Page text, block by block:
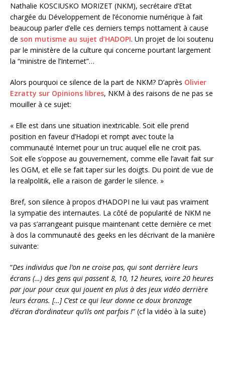
Nathalie KOSCIUSKO MORIZET (NKM), secrétaire d’Etat
chargée du Développement de l’économie numérique à fait
beaucoup parler d’elle ces derniers temps nottament à cause
de son mutisme au sujet d’HADOPI. Un projet de loi soutenu
par le ministère de la culture qui concerne pourtant largement
la “ministre de l’Internet”…
Alors pourquoi ce silence de la part de NKM? D’après Olivier
Ezratty sur Opinions libres, NKM à des raisons de ne pas se
mouiller à ce sujet:
« Elle est dans une situation inextricable. Soit elle prend
position en faveur d’Hadopi et rompt avec toute la
communauté Internet pour un truc auquel elle ne croit pas.
Soit elle s’oppose au gouvernement, comme elle l’avait fait sur
les OGM, et elle se fait taper sur les doigts. Du point de vue de
la realpolitik, elle a raison de garder le silence. »
Bref, son silence à propos d’HADOPI ne lui vaut pas vraiment
la sympatie des internautes. La côté de popularité de NKM ne
va pas s’arrangeant puisque maintenant cette dernière ce met
à dos la communauté des geeks en les décrivant de la manière
suivante:
“Des individus que l’on ne croise pas, qui sont derrière leurs
écrans (…) des gens qui passent 8, 10, 12 heures, voire 20 heures
par jour pour ceux qui jouent en plus à des jeux vidéo derrière
leurs écrans. […] C’est ce qui leur donne ce doux bronzage
d’écran d’ordinateur qu’ils ont parfois !” (cf la vidéo à la suite)